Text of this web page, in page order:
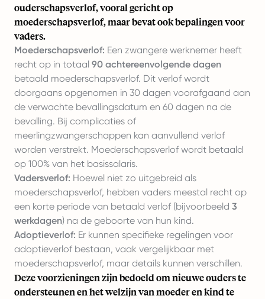
ouderschapsverlof, vooral gericht op
moederschapsverlof, maar bevat ook bepalingen voor
vaders.
Moederschapsverlof: Een zwangere werknemer heeft
recht op in totaal 90 achtereenvolgende dagen
betaald moederschapsverlof. Dit verlof wordt
doorgaans opgenomen in 30 dagen voorafgaand aan
de verwachte bevallingsdatum en 60 dagen na de
bevalling. Bij complicaties of
meerlingzwangerschappen kan aanvullend verlof
worden verstrekt. Moederschapsverlof wordt betaald
op 100% van het basissalaris.
Vadersverlof: Hoewel niet zo uitgebreid als
moederschapsverlof, hebben vaders meestal recht op
een korte periode van betaald verlof (bijvoorbeeld 3
werkdagen) na de geboorte van hun kind.
Adoptieverlof: Er kunnen specifieke regelingen voor
adoptieverlof bestaan, vaak vergelijkbaar met
moederschapsverlof, maar details kunnen verschillen.
Deze voorzieningen zijn bedoeld om nieuwe ouders te
ondersteunen en het welzijn van moeder en kind te